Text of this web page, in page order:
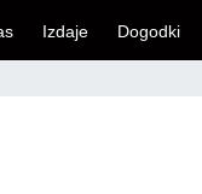
Izdaje Dogodki